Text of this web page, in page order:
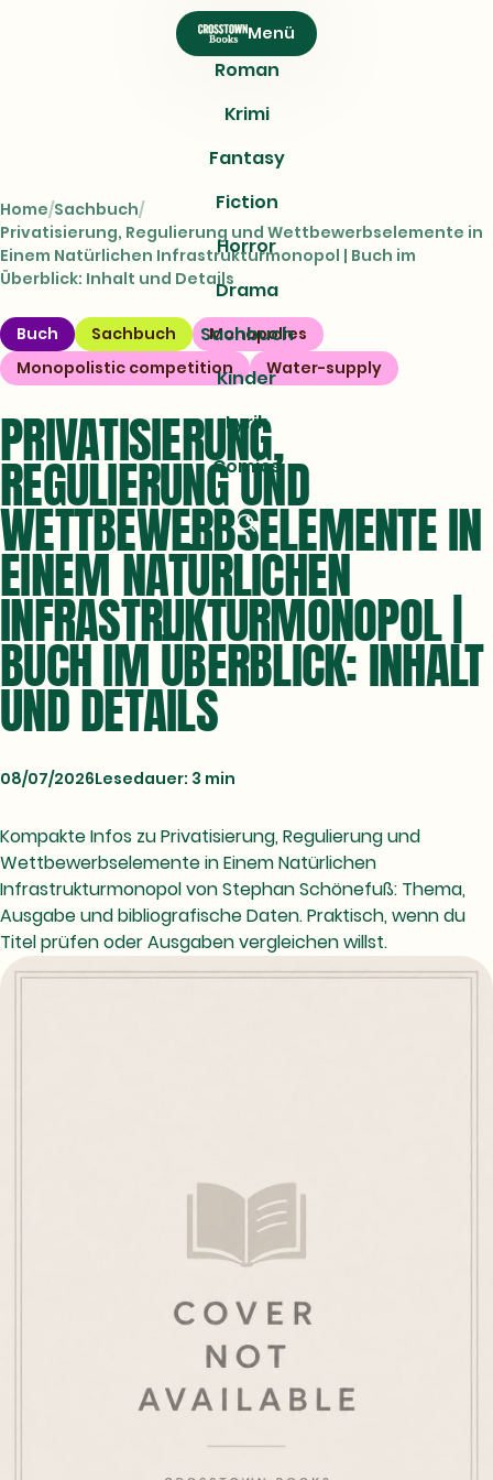
Menü
Roman
Krimi
Fantasy
Fiction
Horror
Drama
Sachbuch
Kinder
Lyrik
Comics
Home Sachbuch
Privatisierung, Regulierung und Wettbewerbselemente in
Einem Natürlichen Infrastrukturmonopol | Buch im
Überblick: Inhalt und Details
Buch Sachbuch
Monopolies
Monopolistic competition
Water-supply
PRIVATISIERUNG,
REGULIERUNG UND
WETTBEWERBSELEMENTE IN
EINEM NATÜRLICHEN
INFRASTRUKTURMONOPOL |
BUCH IM ÜBERBLICK: INHALT
UND DETAILS
08/07/2026Lesedauer: 3 min
Kompakte Infos zu Privatisierung, Regulierung und
Wettbewerbselemente in Einem Natürlichen
Infrastrukturmonopol von Stephan Schönefuß: Thema,
Ausgabe und bibliografische Daten. Praktisch, wenn du
Titel prüfen oder Ausgaben vergleichen willst.